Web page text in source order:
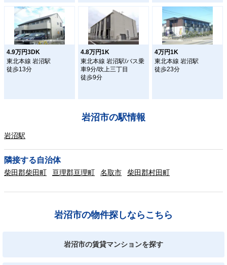
4.9万円3DK
東北本線 岩沼駅
徒歩13分
4.8万円1K
東北本線 岩沼駅/バス乗
車9分/吹上三丁目
徒歩9分
4万円1K
東北本線 岩沼駅
徒歩23分
岩沼市の駅情報
岩沼駅
隣接する自治体
柴田郡柴田町 亘理郡亘理町 名取市 柴田郡村田町
岩沼市の物件探しならこちら
岩沼市の賃貸マンションを探す